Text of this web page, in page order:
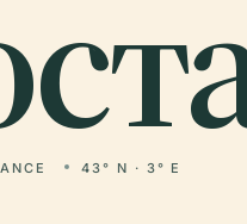
43° N · 3° E